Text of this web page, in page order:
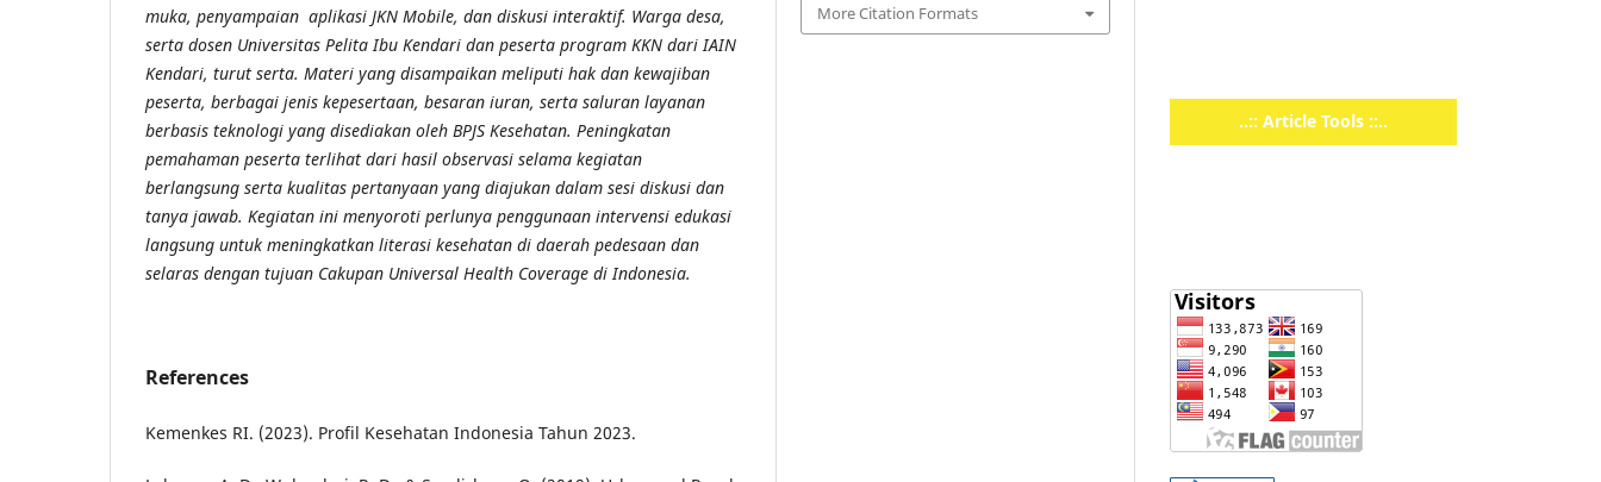
muka, penyampaian aplikasi JKN Mobile, dan diskusi interaktif. Warga desa,
serta dosen Universitas Pelita Ibu Kendari dan peserta program KKN dari IAIN
Kendari, turut serta. Materi yang disampaikan meliputi hak dan kewajiban
peserta, berbagai jenis kepesertaan, besaran iuran, serta saluran layanan
berbasis teknologi yang disediakan oleh BPJS Kesehatan. Peningkatan
pemahaman peserta terlihat dari hasil observasi selama kegiatan
berlangsung serta kualitas pertanyaan yang diajukan dalam sesi diskusi dan
tanya jawab. Kegiatan ini menyoroti perlunya penggunaan intervensi edukasi
langsung untuk meningkatkan literasi kesehatan di daerah pedesaan dan
selaras dengan tujuan Cakupan Universal Health Coverage di Indonesia.
References
Kemenkes RI. (2023). Profil Kesehatan Indonesia Tahun 2023.
More Citation Formats
..:: Article Tools ::..